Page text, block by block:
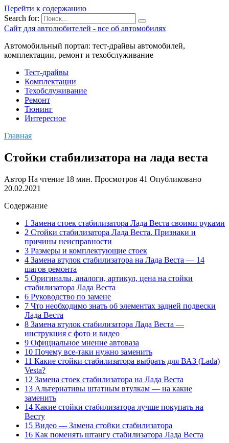
Перейти к содержанию
Search for:
Сайт для автолюбителей - все об автомобилях
Автомобильный портал: тест-драйвы автомобилей,
комплектации, ремонт и техобслуживание
Тест-драйвы
Комплектации
Техобслуживание
Ремонт
Тюнинг
Интересное
Главная
Стойки стабилизатора на лада веста
Автор На чтение 18 мин. Просмотров 41 Опубликовано
20.02.2021
Содержание
1 Замена стоек стабилизатора Лада Веста своими руками
2 Стойки стабилизатора Лада Веста. Признаки и
причины неисправности
3 Размеры и комплектующие стоек
4 Замена втулок стабилизатора на Лада Веста — 14
шагов ремонта
5 Оригиналы, аналоги, артикул, цена на стойки
стабилизатора Лада Веста
6 Руководство по замене
7 Что необходимо знать об элементах задней подвески
Лада Веста
8 Замена втулок стабилизатора Лада Веста —
инструкция с фото и видео
9 Официальное мнение автоваза
10 Почему все-таки нужно заменить
11 Какие стойки стабилизатора выбрать для ВАЗ (Lada)
Vesta?
12 Замена стоек стабилизатора на Лада Веста
13 Альтернативы штатным втулкам — на какие
заменить
14 Какие стойки стабилизатора лучше покупать на
Весту
15 Видео — Замена стойки стабилизатора
16 Как поменять штангу стабилизатора Лада Веста